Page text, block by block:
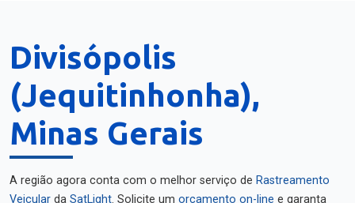
Divisópolis
(Jequitinhonha),
Minas Gerais
A região agora conta com o melhor serviço de Rastreamento
Veicular da SatLight. Solicite um orçamento on-line e garanta